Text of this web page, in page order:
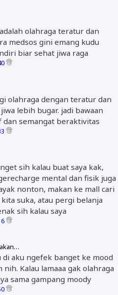
olahraga teratur dan
medsos gini emang kudu
biar sehat jiwa raga
olahraga dengan teratur dan
lebih bugar. jadi bawaan
dan semangat beraktivitas
sih kalau buat saya kak,
mental dan fisik juga
nonton, makan ke mall cari
suka, atau pergi belanja
sih kalau saya
di aku ngefek banget ke mood
Kalau lamaaa gak olahraga
sama gampang moody